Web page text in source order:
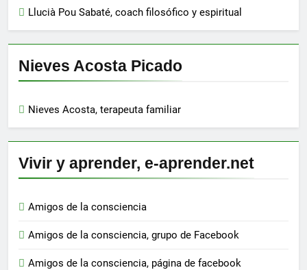
Llucià Pou Sabaté, coach filosófico y espiritual
Nieves Acosta Picado
Nieves Acosta, terapeuta familiar
Vivir y aprender, e-aprender.net
Amigos de la consciencia
Amigos de la consciencia, grupo de Facebook
Amigos de la consciencia, página de facebook